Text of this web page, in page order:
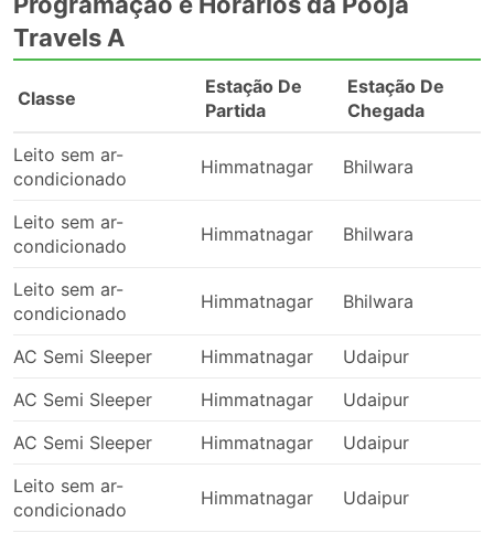
Travels A
Classe
Estação De
Partida
Estação De
Chegada
Leito sem ar-
condicionado
Himmatnagar Bhilwara
Leito sem ar-
condicionado
Himmatnagar Bhilwara
Leito sem ar-
condicionado
Himmatnagar Bhilwara
AC Semi Sleeper Himmatnagar
Udaipur
AC Semi Sleeper
Himmatnagar
Udaipur
AC Semi Sleeper
Himmatnagar
Udaipur
Leito sem ar-
condicionado
Himmatnagar Udaipur